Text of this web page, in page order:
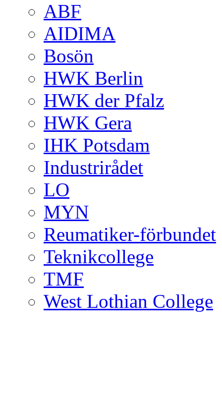
ABF
AIDIMA
Bosön
HWK Berlin
HWK der Pfalz
HWK Gera
IHK Potsdam
Industrirådet
LO
MYN
Reumatiker-förbundet
Teknikcollege
TMF
West Lothian College